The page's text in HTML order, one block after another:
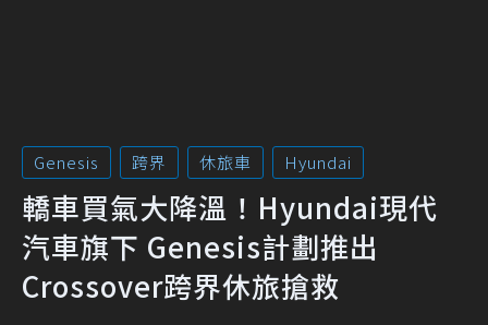
Genesis 跨界 休旅車 Hyundai
轎車買氣大降溫！Hyundai現代
汽車旗下 Genesis計劃推出
Crossover跨界休旅搶救